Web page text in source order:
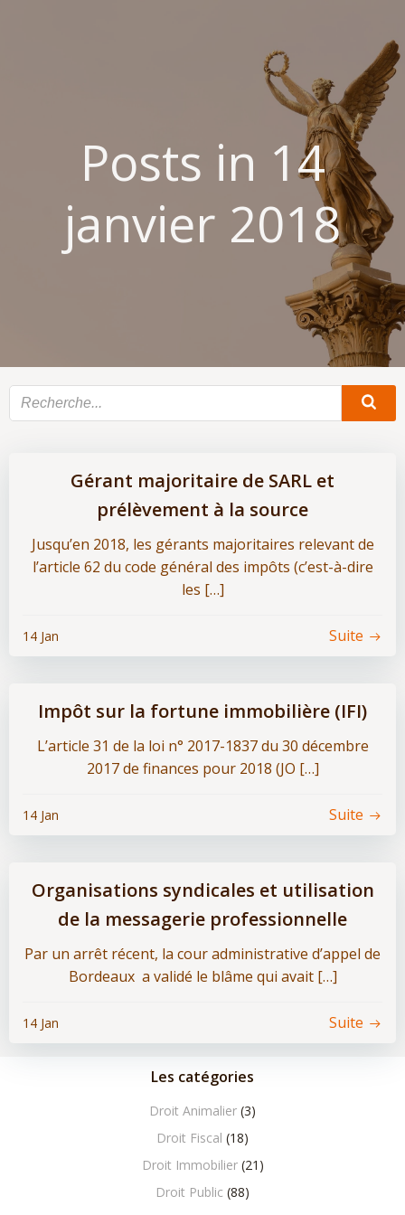
Posts in 14
janvier 2018
Gérant majoritaire de SARL et
prélèvement à la source
Jusqu’en 2018, les gérants majoritaires relevant de
l’article 62 du code général des impôts (c’est-à-dire
les […]
14 Jan Suite
Impôt sur la fortune immobilière (IFI)
L’article 31 de la loi n° 2017-1837 du 30 décembre
2017 de finances pour 2018 (JO […]
14 Jan Suite
Organisations syndicales et utilisation
de la messagerie professionnelle
Par un arrêt récent, la cour administrative d’appel de
Bordeaux a validé le blâme qui avait […]
14 Jan Suite
Les catégories
Droit Animalier (3)
Droit Fiscal (18)
Droit Immobilier(21)
Droit Public (88)